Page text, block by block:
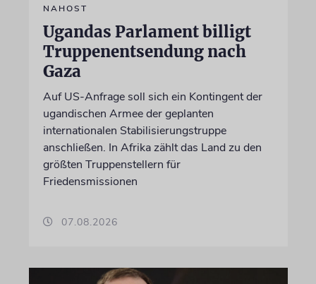
NAHOST
Ugandas Parlament billigt
Truppenentsendung nach
Gaza
Auf US-Anfrage soll sich ein Kontingent der
ugandischen Armee der geplanten
internationalen Stabilisierungstruppe
anschließen. In Afrika zählt das Land zu den
größten Truppenstellern für
Friedensmissionen
07.08.2026